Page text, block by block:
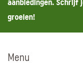
aanbiedingen. Schrijf
groeien!
Menu